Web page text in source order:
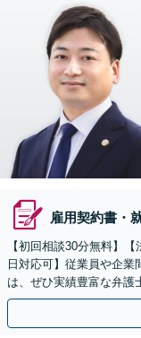
雇用契約書・
【初回相談30分無料】
日対応可】従業員や企
は、ぜひ実績豊富な弁護
子契約に対応】